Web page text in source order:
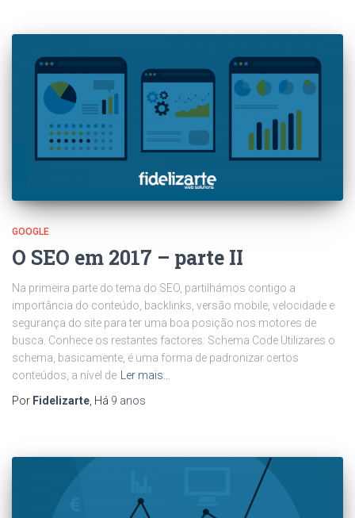
GOOGLE
O SEO em 2017 – parte II
Na primeira parte do tema do SEO, partilhámos contigo a
importância do conteúdo, backlinks, versão mobile, velocidade e
segurança do site para ter uma boa posição nos motores de
busca. Conhece os restantes factores: Schema Code Utilizares o
schema, basicamente, é uma forma de padronizar certos
conteúdos, a nível de
Ler mais…
Por Fidelizarte , Há 9 anos